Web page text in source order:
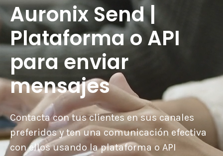
Auronix Send |
Plataforma o API
para enviar
mensajes
Contacta con tus clientes en sus canales
preferidos y ten una comunicación efectiva
con ellos usando la plataforma o API